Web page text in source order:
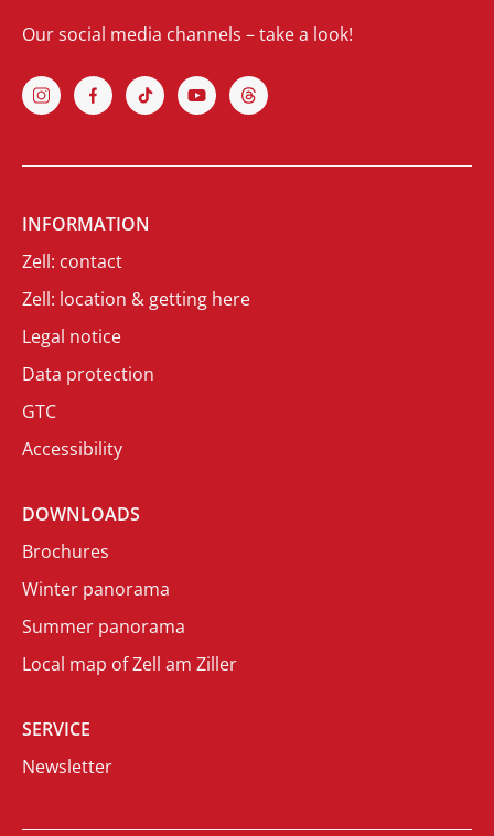
Our social media channels – take a look!
INFORMATION
Zell: contact
Zell: location & getting here
Legal notice
Data protection
GTC
Accessibility
DOWNLOADS
Brochures
Winter panorama
Summer panorama
Local map of Zell am Ziller
SERVICE
Newsletter